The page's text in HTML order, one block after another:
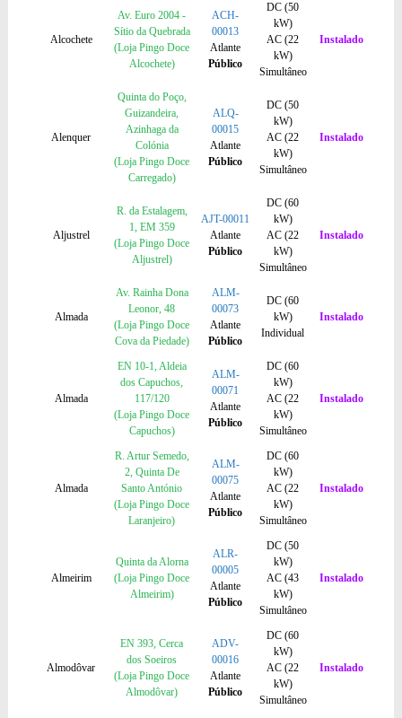
Alcochete
Av. Euro 2004 -
Sítio da Quebrada
(Loja Pingo Doce
Alcochete)
ACH-
00013
Atlante
Público
DC (50
kW)
AC (22
kW)
Simultâneo
Instalado
Alenquer
Quinta do Poço,
Guizandeira,
Azinhaga da
Colónia
(Loja Pingo Doce
Carregado)
ALQ-
00015
Atlante
Público
DC (50
kW)
AC (22
kW)
Simultâneo
Instalado
Aljustrel
R. da Estalagem,
1, EM 359
(Loja Pingo Doce
Aljustrel)
AJT-00011
Atlante
Público
DC (60
kW)
AC (22
kW)
Simultâneo
Instalado
Almada
Av. Rainha Dona
Leonor, 48
(Loja Pingo Doce
Cova da Piedade)
ALM-
00073
Atlante
Público
DC (60
kW)
Individual
Instalado
Almada
EN 10-1, Aldeia
dos Capuchos,
117/120
(Loja Pingo Doce
Capuchos)
ALM-
00071
Atlante
Público
DC (60
kW)
AC (22
kW)
Simultâneo
Instalado
Almada
R. Artur Semedo,
2, Quinta De
Santo António
(Loja Pingo Doce
Laranjeiro)
ALM-
00075
Atlante
Público
DC (60
kW)
AC (22
kW)
Simultâneo
Instalado
Almeirim
Quinta da Alorna
(Loja Pingo Doce
Almeirim)
ALR-
00005
Atlante
Público
DC (50
kW)
AC (43
kW)
Simultâneo
Instalado
Almodôvar
EN 393, Cerca
dos Soeiros
(Loja Pingo Doce
Almodôvar)
ADV-
00016
Atlante
Público
DC (60
kW)
AC (22
kW)
Simultâneo
Instalado